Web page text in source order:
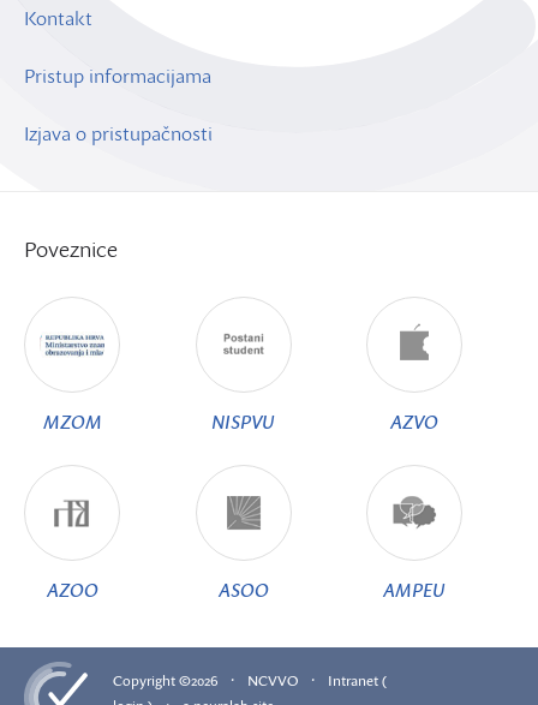
Kontakt
Pristup informacijama
Izjava o pristupačnosti
Poveznice
MZOM NISPVU AZVO
AZOO ASOO AMPEU
Copyright ©2026 · NCVVO ·
Intranet (